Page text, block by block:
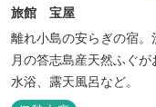
旅館 宝屋
離れ小島の安らぎの宿
月の答志島産天然ふぐ
水浴、露天風呂など。